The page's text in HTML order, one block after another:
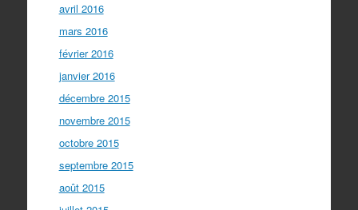
avril 2016
mars 2016
février 2016
janvier 2016
décembre 2015
novembre 2015
octobre 2015
septembre 2015
août 2015